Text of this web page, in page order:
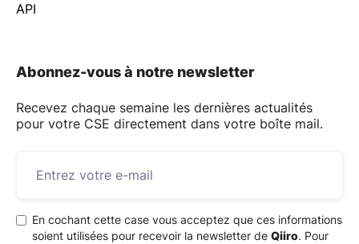
API
Abonnez-vous à notre newsletter
Recevez chaque semaine les dernières actualités
pour votre CSE directement dans votre boîte mail.
En cochant cette case vous acceptez que ces informations
soient utilisées pour recevoir la newsletter de Qiiro. Pour